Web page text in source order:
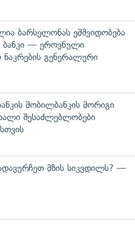
ბარსელონას ემშვიდობება
— ეროვნული
გენერალური
მობილბანკის მორიგი
შესაძლებლობები
მზის სიკვდილს? —